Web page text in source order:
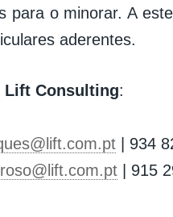
para o minorar. A
aderentes.
Lift Consulting:
| 934
| 915